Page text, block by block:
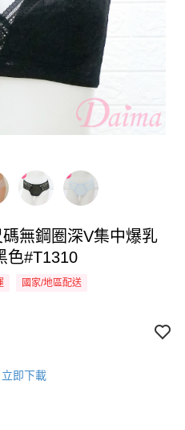
無鋼圈深V集中爆乳
色#T1310
國家/地區配送
立即下載